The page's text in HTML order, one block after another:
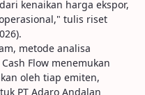
kenaikan harga ekspor,
tulis riset
metode analisa
Flow menemukan
oleh tiap emiten,
PT Adaro Andalan